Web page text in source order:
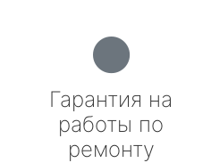
Гарантия на
работы по
ремонту